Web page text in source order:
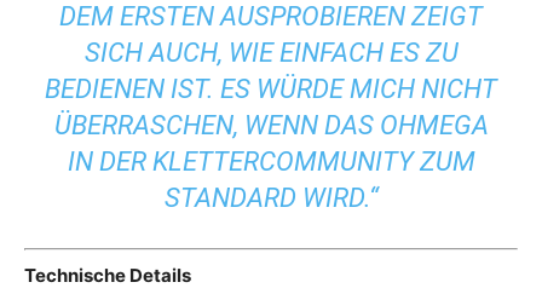
DEM ERSTEN AUSPROBIEREN ZEIGT
SICH AUCH, WIE EINFACH ES ZU
BEDIENEN IST. ES WÜRDE MICH NICHT
ÜBERRASCHEN, WENN DAS OHMEGA
IN DER KLETTERCOMMUNITY ZUM
STANDARD WIRD.“
Technische Details